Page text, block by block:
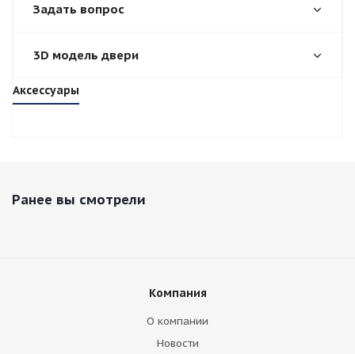
Задать вопрос
3D модель двери
Аксессуары
Ранее вы смотрели
Компания
О компании
Новости